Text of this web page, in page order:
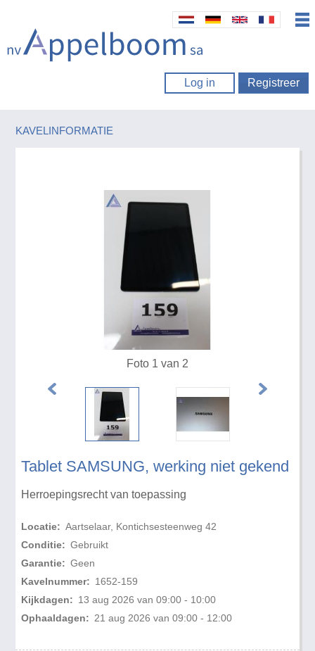
Log in Registreer
KAVELINFORMATIE
Tablet SAMSUNG, werking niet gekend
Herroepingsrecht van toepassing
Locatie: Aartselaar, Kontichsesteenweg 42
Conditie: Gebruikt
Garantie: Geen
Kavelnummer: 1652-159
Kijkdagen: 13 aug 2026 van 09:00 - 10:00
Ophaaldagen: 21 aug 2026 van 09:00 - 12:00
Foto 1 van 2